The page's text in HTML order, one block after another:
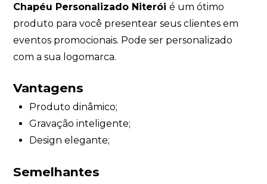
Chapéu Personalizado Niteróié um ótimo
produto para você presentear seus clientes em
eventos promocionais. Pode ser personalizado
com a sua logomarca.
Vantagens
Produto dinâmico;
Gravação inteligente;
Design elegante;
Semelhantes